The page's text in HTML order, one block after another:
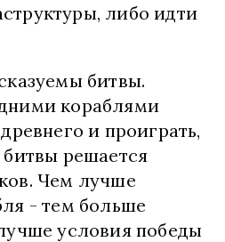
либо идти
битвы.
кораблями
и проиграть,
решается
Чем лучше
- тем больше
условия победы